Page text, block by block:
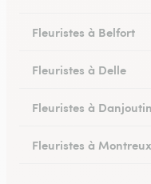
Fleuristes à Belfort
Fleuristes à Delle
Fleuristes à Danjoutin
Fleuristes à